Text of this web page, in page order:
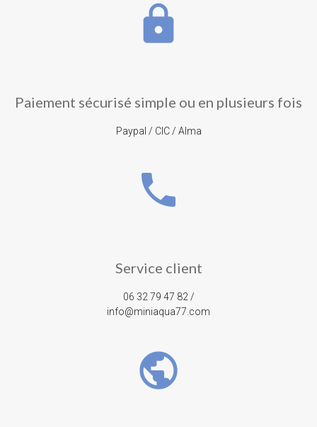
lock
Paiement sécurisé simple ou en plusieurs fois
Paypal / CIC / Alma
phone
Service client
06 32 79 47 82 /
info@miniaqua77.com
public